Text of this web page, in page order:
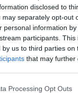
disclosed to
may separately opt-out
personal information
participants.
by us to third parties on
that may further
Processing Opt Outs
pelasti maan